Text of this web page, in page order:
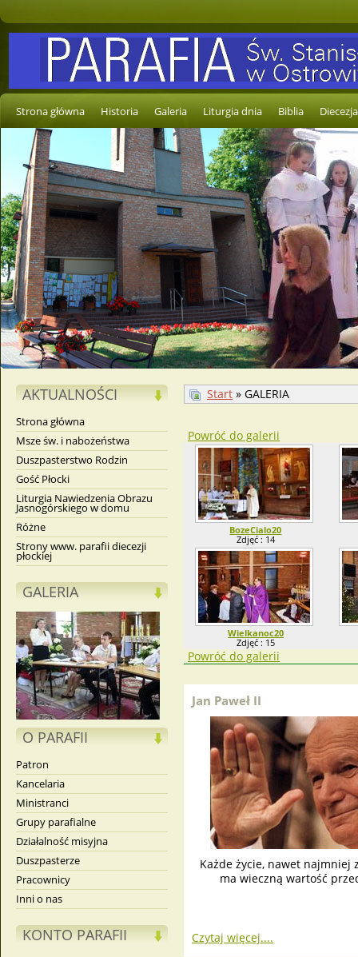
Strona główna Historia Galeria Liturgia dnia Biblia
AKTUALNOŚCI
Strona główna
Msze św. i nabożeństwa
Duszpasterstwo Rodzin
Gość Płocki
Liturgia Nawiedzenia Obrazu
Jasnogórskiego w domu
Różne
Strony www. parafii diecezji
płockiej
GALERIA
O PARAFII
Patron
Kancelaria
Ministranci
Grupy parafialne
Działalność misyjna
Duszpasterze
Pracownicy
Inni o nas
KONTO PARAFII
Start » GALERIA
Powróć do galerii
BozeCialo20
Zdjęć : 14
Wielkanoc20
Zdjęć : 15
Powróć do galerii
Jan Paweł II
Każde życie, nawet najmniej
ma wieczną wartość
Czytaj więcej....